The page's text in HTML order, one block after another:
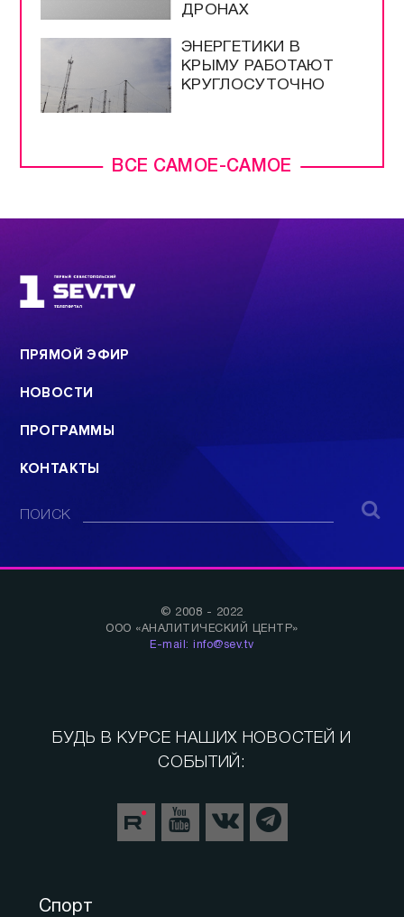
ВСЕ САМОЕ-САМОЕ
ДРОНАХ
ЭНЕРГЕТИКИ В
КРЫМУ РАБОТАЮТ
КРУГЛОСУТОЧНО
ПРЯМОЙ ЭФИР
НОВОСТИ
ПРОГРАММЫ
КОНТАКТЫ
ПОИСК
© 2008 - 2022
ООО «АНАЛИТИЧЕСКИЙ ЦЕНТР»
E-mail: info@sev.tv
Спорт
БУДЬ В КУРСЕ НАШИХ НОВОСТЕЙ И
СОБЫТИЙ: